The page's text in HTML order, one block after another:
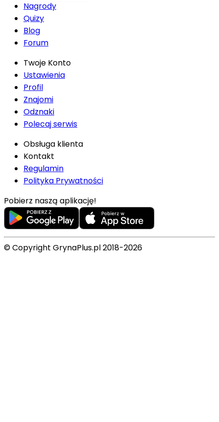
Nagrody
Quizy
Blog
Forum
Twoje Konto
Ustawienia
Profil
Znajomi
Odznaki
Polecaj serwis
Obsługa klienta
Kontakt
Regulamin
Polityka Prywatności
Pobierz naszą aplikację!
© Copyright GrynaPlus.pl 2018-2026